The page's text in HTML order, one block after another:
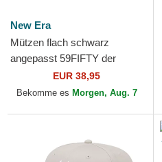
New Era
Mützen flach schwarz
angepasst 59FIFTY der
Atlanta Braves MLB von New
Era
EUR 38,95
Bekomme es Morgen, Aug. 7